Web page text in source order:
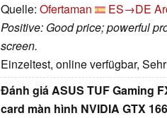
Quelle: Ofertaman ES→DE
Positive: Good price; powerful
screen.
Einzeltest, online verfügbar,
Đánh giá ASUS TUF Gaming
card màn hình NVIDIA GTX